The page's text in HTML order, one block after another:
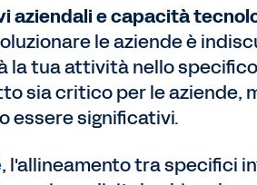
aziendali e capacità
le aziende è
la tua attività nello
sia critico per le aziende,
essere significativi.
, l'allineamento tra specifici